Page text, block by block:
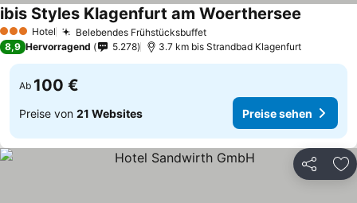
3 SterneHotel Belebendes Frühstücksbuffet
ibis Styles Klagenfurt am Woerthersee
8,9 Hervorragend 5.278 3.7 km bis Strandbad Klagenfurt
Ab 100 €
Preise von 21 Websites Preise sehen
Teilen